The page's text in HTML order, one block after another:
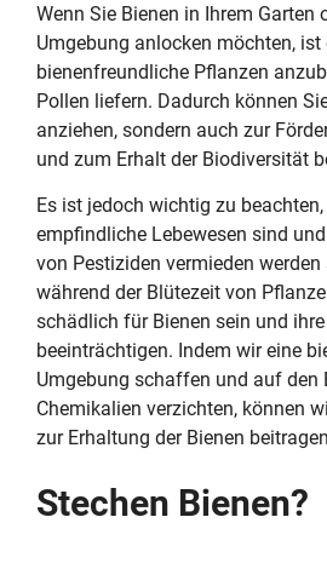
Wenn Sie Bienen in Ihrem Garten
Umgebung anlocken möchten,
bienenfreundliche Pflanzen
Pollen liefern. Dadurch können
anziehen, sondern auch zur
und zum Erhalt der Biodiversität
Es ist jedoch wichtig zu
empfindliche Lebewesen sind
von Pestiziden vermieden
während der Blütezeit von
schädlich für Bienen sein und
beeinträchtigen. Indem wir eine
Umgebung schaffen und auf den
Chemikalien verzichten, können
zur Erhaltung der Bienen
Stechen Bienen?